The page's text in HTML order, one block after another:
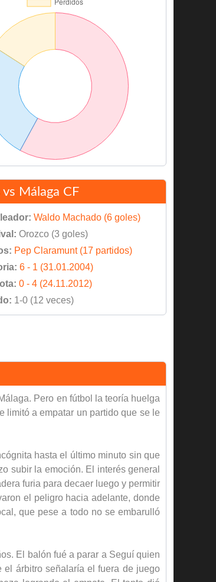
vs Málaga CF
Waldo Machado (6 goles)
Orozco (3 goles)
Pep Claramunt (17 partidos)
6 - 1 (31.01.2004)
0 - 4 (24.11.2012)
1-0 (12 veces)
Pero en fútbol la teoría huelga
limitó a empatar un partido que se le
hasta el último minuto sin que
subir la emoción. El interés general
furia para decaer luego y permitir
el peligro hacia adelante, donde
que pese a todo no se embarulló
El balón fué a parar a Seguí quien
árbitro señalaría el fuera de juego